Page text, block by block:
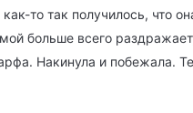
то так получилось, что
больше всего
Накинула и побежала.